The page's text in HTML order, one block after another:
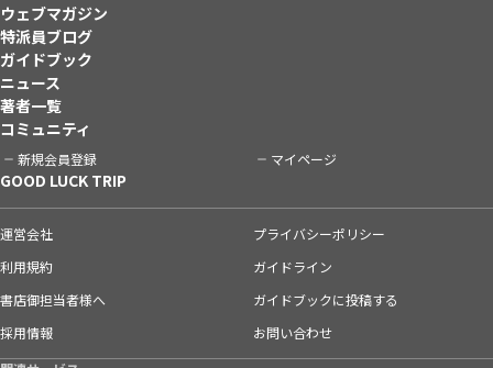
ウェブマガジン
特派員ブログ
ガイドブック
ニュース
著者一覧
コミュニティ
新規会員登録 マイページ
GOOD LUCK TRIP
運営会社
プライバシーポリシー
利用規約
ガイドライン
書店御担当者様へ
ガイドブックに投稿する
採用情報
お問い合わせ